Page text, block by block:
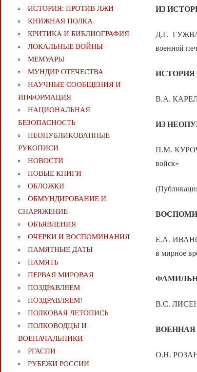
ИЗ
Д.Г. ГУЖВА
военной
ИСТОРИЯ
В.А.
ИЗ
П.М.
войск»
Е.А.
в мирное
В.С.
О.Н.
ИСТОРИЯ: ПРОТИВ ЛЖИ
КНИЖНАЯ ПОЛКА
КРИТИКА И БИБЛИОГРАФИЯ
ЛОКАЛЬНЫЕ ВОЙНЫ
МЕМУАРЫ
МУНДИР ОТЕЧЕСТВА
НАУЧНЫЕ СООБЩЕНИЯ И
ИНФОРМАЦИЯ
НАЦИОНАЛЬНАЯ
БЕЗОПАСНОСТЬ
НЕОПУБЛИКОВАННЫЕ
РУКОПИСИ
НОВОСТИ
НОВЫЕ КНИГИ
ОБЛОЖКИ
ОБМУНДИРОВАНИЕ И
СНАРЯЖЕНИЕ
ОБЪЯВЛЕНИЯ
ОЧЕРКИ И ВОСПОМИНАНИЯ
ПАМЯТНЫЕ ДАТЫ
ПАМЯТЬ
ПЕРВАЯ МИРОВАЯ
ПОЗДРАВЛЯЕМ
ПОЗДРАВЛЯЕМ!
ПОЛКОВАЯ ЛЕТОПИСЬ
ПОЛКОВОДЦЫ И
ВОЕНАЧАЛЬНИКИ
РГАСПИ
РУБЕЖИ РОССИИ